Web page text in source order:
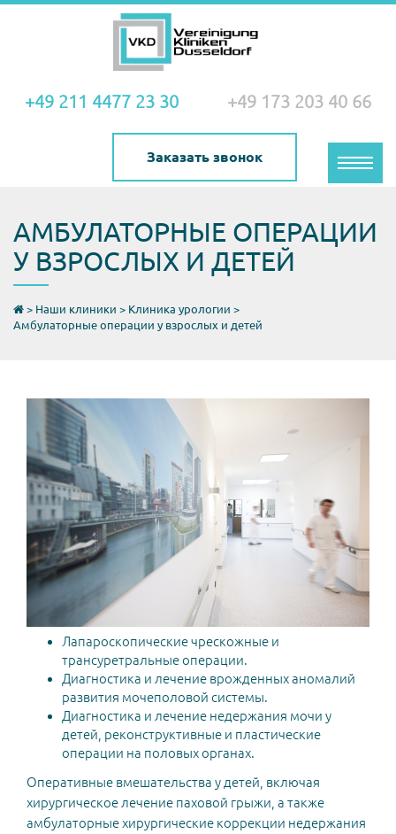
+49 211 4477 23 30 +49 173 203 40 66
Заказать звонок
Toggle
АМБУЛАТОРНЫЕ ОПЕРАЦИИ
У ВЗРОСЛЫХ И ДЕТЕЙ
> Наши клиники > Клиника урологии >
Амбулаторные операции у взрослых и детей
Лапароскопические чрескожные и
трансуретральные операции.
Диагностика и лечение врожденных аномалий
развития мочеполовой системы.
Диагностика и лечение недержания мочи у
детей, реконструктивные и пластические
операции на половых органах.
Оперативные вмешательства у детей, включая
хирургическое лечение паховой грыжи, а также
амбулаторные хирургические коррекции недержания